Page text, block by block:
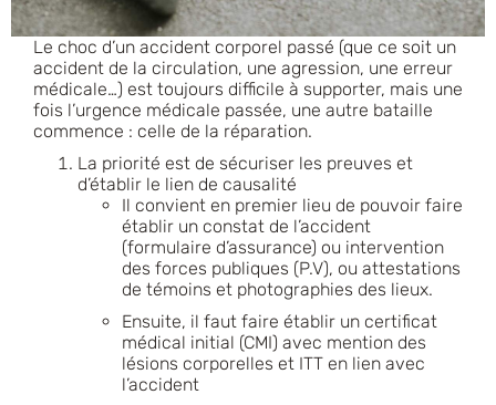
Le choc d’un accident corporel passé (que ce soit un
accident de la circulation, une agression, une erreur
médicale…) est toujours difficile à supporter, mais une
fois l’urgence médicale passée, une autre bataille
commence : celle de la réparation.
La priorité est de sécuriser les preuves et
d’établir le lien de causalité
Il convient en premier lieu de pouvoir faire
établir un constat de l’accident
(formulaire d’assurance) ou intervention
des forces publiques (P.V), ou attestations
de témoins et photographies des lieux.
Ensuite, il faut faire établir un certificat
médical initial (CMI) avec mention des
lésions corporelles et ITT en lien avec
l’accident